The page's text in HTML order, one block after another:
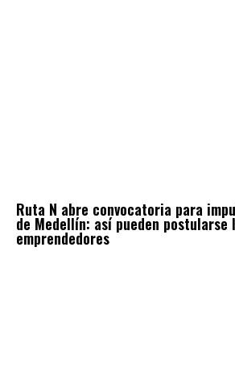
Ruta N abre convocatoria para
de Medellín: así pueden postularse
emprendedores